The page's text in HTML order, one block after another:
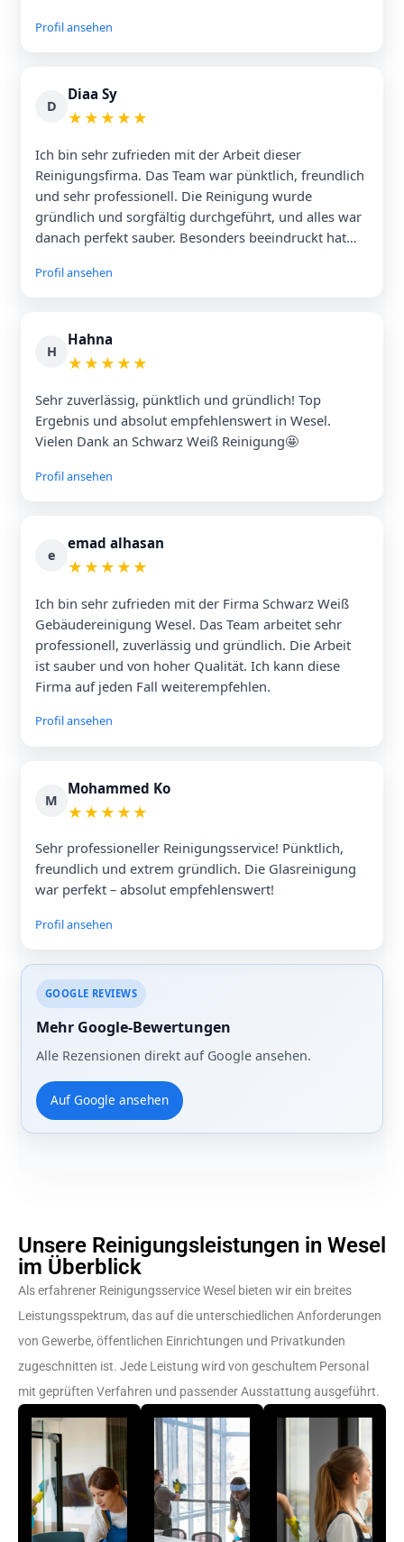
Vielen Dank für den tollen Service
Profil ansehen
D
Diaa Sy
★ ★ ★ ★ ★
Ich bin sehr zufrieden mit der Arbeit dieser
Reinigungsfirma. Das Team war pünktlich, freundlich
und sehr professionell. Die Reinigung wurde
gründlich und sorgfältig durchgeführt, und alles war
danach perfekt sauber. Besonders beeindruckt hat
Kommunikation. Ich kann diese Firma auf jeden Fall
Arbeit!
Profil ansehen
H
Hahna
★ ★ ★ ★ ★
Sehr zuverlässig, pünktlich und gründlich! Top
Ergebnis und absolut empfehlenswert in Wesel.
Vielen Dank an Schwarz Weiß Reinigung🤩
Profil ansehen
e
emad alhasan
★ ★ ★ ★ ★
Ich bin sehr zufrieden mit der Firma Schwarz Weiß
Gebäudereinigung Wesel. Das Team arbeitet sehr
professionell, zuverlässig und gründlich. Die Arbeit
ist sauber und von hoher Qualität. Ich kann diese
Firma auf jeden Fall weiterempfehlen.
Profil ansehen
M
Mohammed Ko
★ ★ ★ ★ ★
Sehr professioneller Reinigungsservice! Pünktlich,
freundlich und extrem gründlich. Die Glasreinigung
war perfekt – absolut empfehlenswert!
Profil ansehen
GOOGLE REVIEWS
Mehr Google-Bewertungen
Alle Rezensionen direkt auf Google ansehen.
Auf Google ansehen
Unsere Reinigungsleistungen in Wesel
im Überblick
Als erfahrener Reinigungsservice Wesel bieten wir ein breites
Leistungsspektrum, das auf die unterschiedlichen Anforderungen
von Gewerbe, öffentlichen Einrichtungen und Privatkunden
zugeschnitten ist. Jede Leistung wird von geschultem Personal
mit geprüften Verfahren und passender Ausstattung ausgeführt.